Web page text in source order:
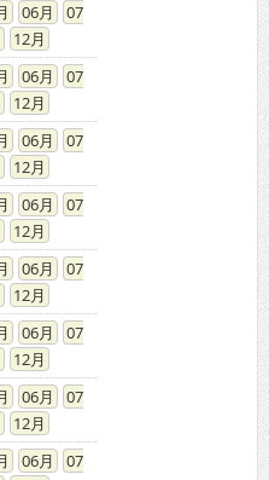
06
07
12
06
07
12
06
07
12
06
07
12
06
07
12
06
07
12
06
07
12
06
07